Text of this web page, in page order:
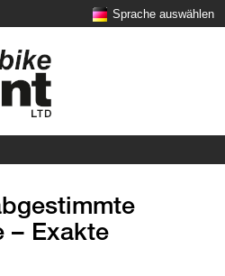
Sprache auswählen
– Exakte